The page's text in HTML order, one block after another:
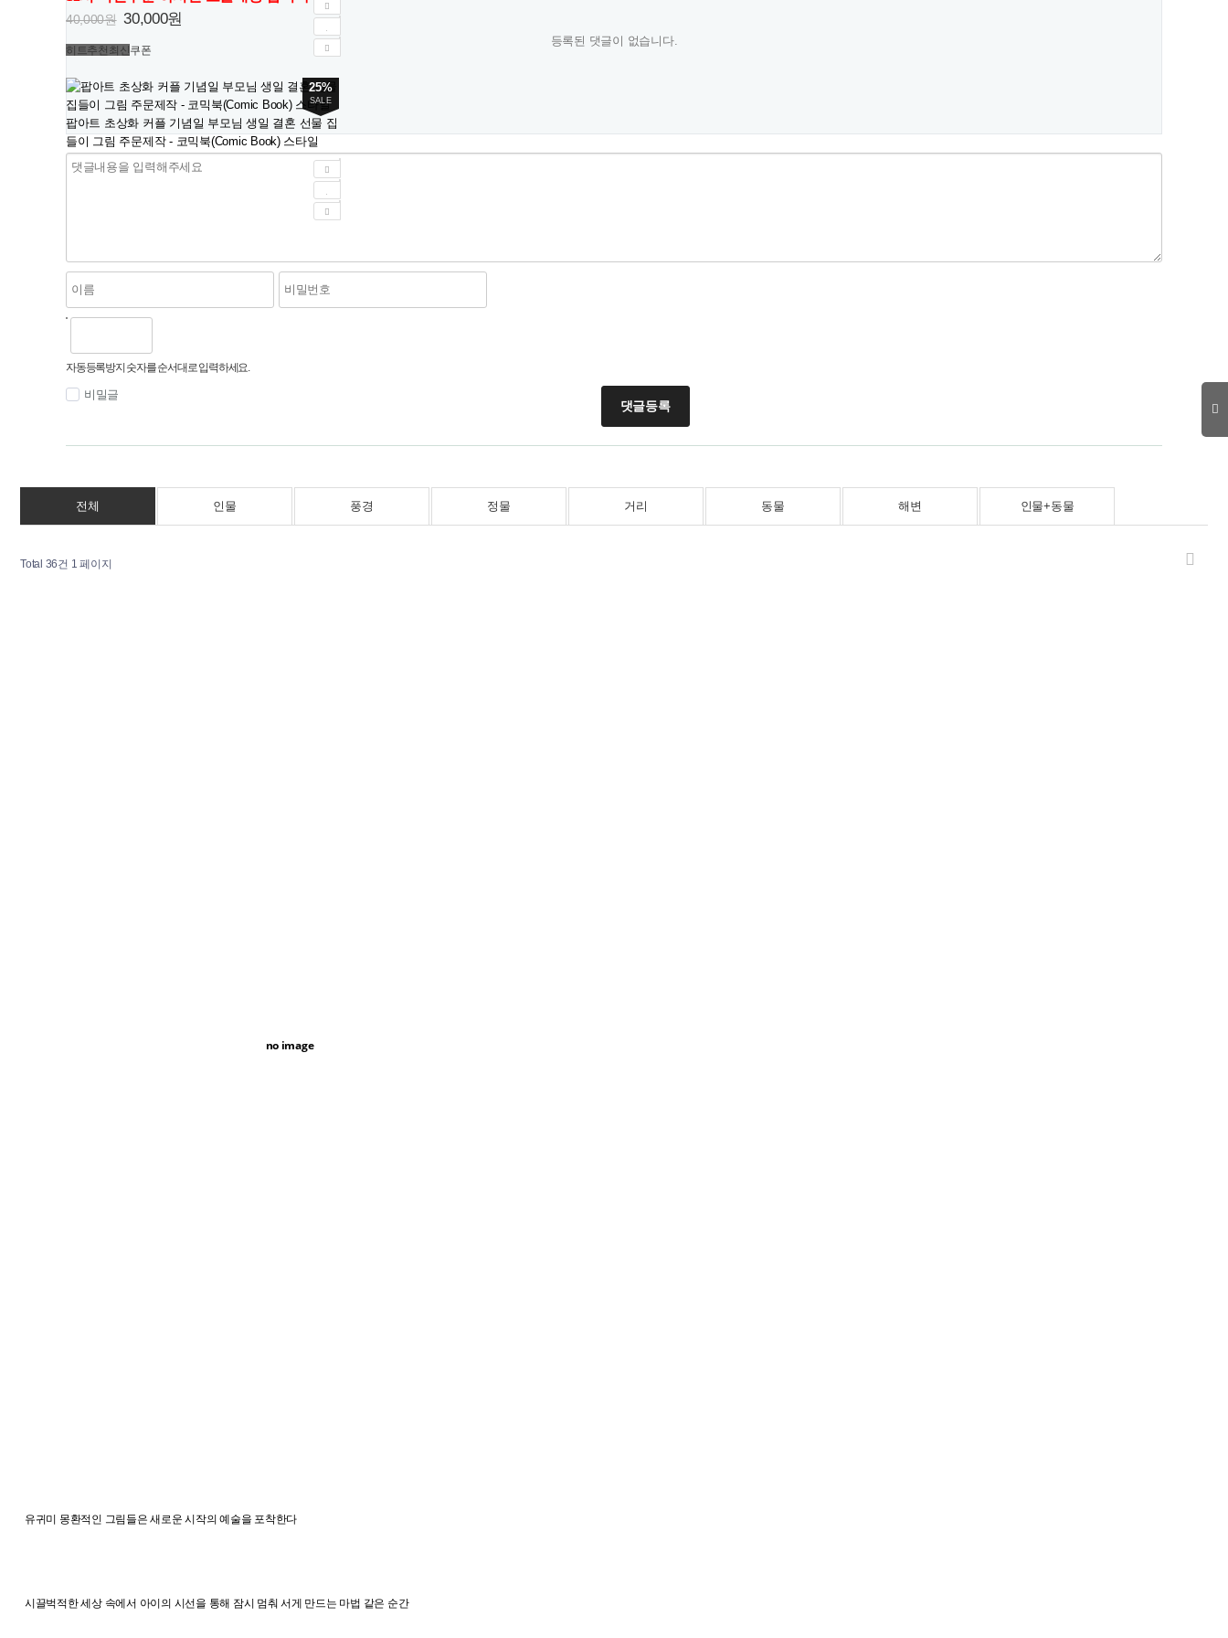
40,000원 30,000원
히트추천 최신쿠폰
25%
SALE
팝아트 초상화 커플 기념일 부모님 생일 결혼 선물 집
들이 그림 주문제작 - 코믹북(Comic Book) 스타일
12시 이전주문 하시면 오늘배송 합니다
등록된 댓글이 없습니다.
자동등록방지 숫자를 순서대로 입력하세요.
비밀글
댓글등록
전체 인물 풍경 정물 거리 동물 해변 인물+동물
Total 36건 1 페이지
no image
유귀미 몽환적인 그림들은 새로운 시작의 예술을 포착한다
시끌벅적한 세상 속에서 아이의 시선을 통해 잠시 멈춰 서게 만드는 마법 같은 순간